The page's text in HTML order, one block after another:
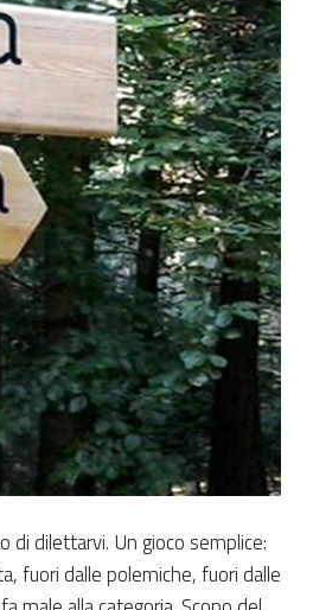
di dilettarvi. Un gioco semplice:
fuori dalle polemiche, fuori dalle